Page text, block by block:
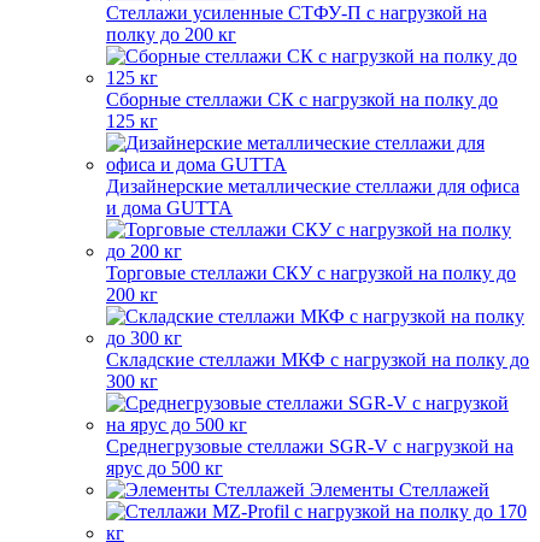
Стеллажи усиленные СТФУ-П с нагрузкой на
полку до 200 кг
Сборные стеллажи СК с нагрузкой на полку до
125 кг
Дизайнерские металлические стеллажи для офиса
и дома GUTTA
Торговые стеллажи СКУ с нагрузкой на полку до
200 кг
Складские стеллажи МКФ с нагрузкой на полку до
300 кг
Среднегрузовые стеллажи SGR-V с нагрузкой на
ярус до 500 кг
Элементы Стеллажей